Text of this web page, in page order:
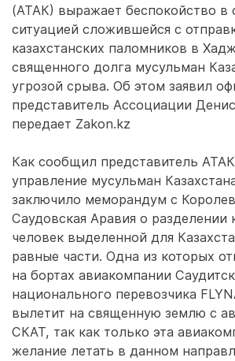
(АТАК) выражает беспокойство в
ситуацией сложившейся с
казахстанских паломников в
священного долга мусульман
угрозой срыва. Об этом заявил
представитель Ассоциации
передает Zakon.kz
Как сообщил представитель
управление мусульман
заключило меморандум с
Саудовская Аравия о разделении
человек выделенной для
равные части. Одна из которых
на бортах авиакомпании
национального перевозчика
вылетит на священную землю с
СКАТ, так как только эта
желание летать в данном